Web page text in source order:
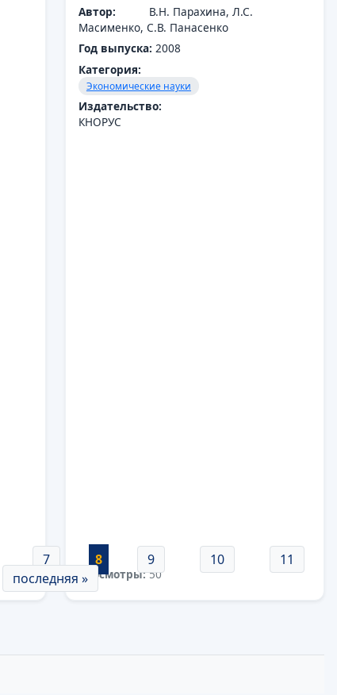
Автор:
В.Н. Парахина, Л.С.
Масименко, С.В. Панасенко
Год выпуска: 2008
Категория:
Экономические науки
Издательство:
КНОРУС
просмотры: 50
7 8 9 10
11
последняя »